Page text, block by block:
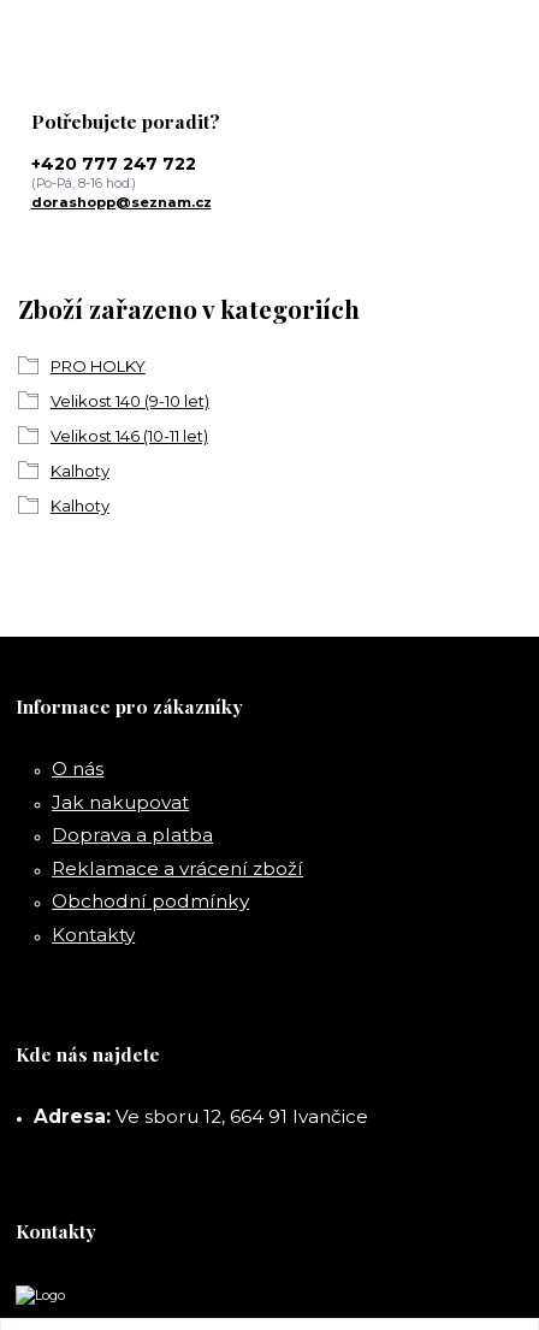
Zboží zařazeno v kategoriích
PRO HOLKY
Velikost 140 (9-10 let)
Velikost 146 (10-11 let)
Kalhoty
Kalhoty
Potřebujete poradit?
+420 777 247 722
(Po-Pá, 8-16 hod.)
dorashopp@seznam.cz
Informace pro zákazníky
O nás
Jak nakupovat
Doprava a platba
Reklamace a vrácení zboží
Obchodní podmínky
Kontakty
Kde nás najdete
Adresa: Ve sboru 12, 664 91 Ivančice
Kontakty